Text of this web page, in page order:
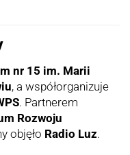
nr 15 im. Marii
, a współorganizuje
. Partnerem
Rozwoju
objęło Radio Luz.